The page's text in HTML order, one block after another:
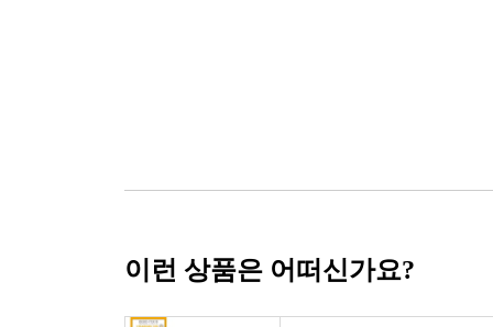
이런 상품은 어떠신가요?